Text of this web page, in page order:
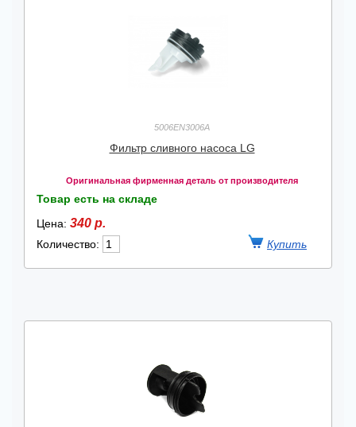
5006EN3006A
Фильтр сливного насоса LG
Оригинальная фирменная деталь от производителя
Товар есть на складе
Цена: 340 р.
Количество: